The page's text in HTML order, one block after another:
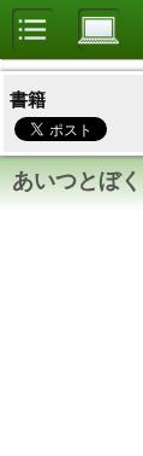
書籍
あいつとぼく